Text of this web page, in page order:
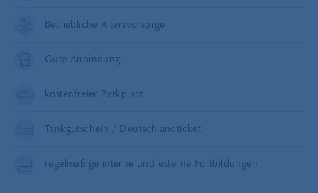
Betriebliche Altersvorsorge
Gute Anbindung
kostenfreier Parkplatz
Tankgutschein / Deutschlandticket
regelmäßige interne und externe Fortbildungen